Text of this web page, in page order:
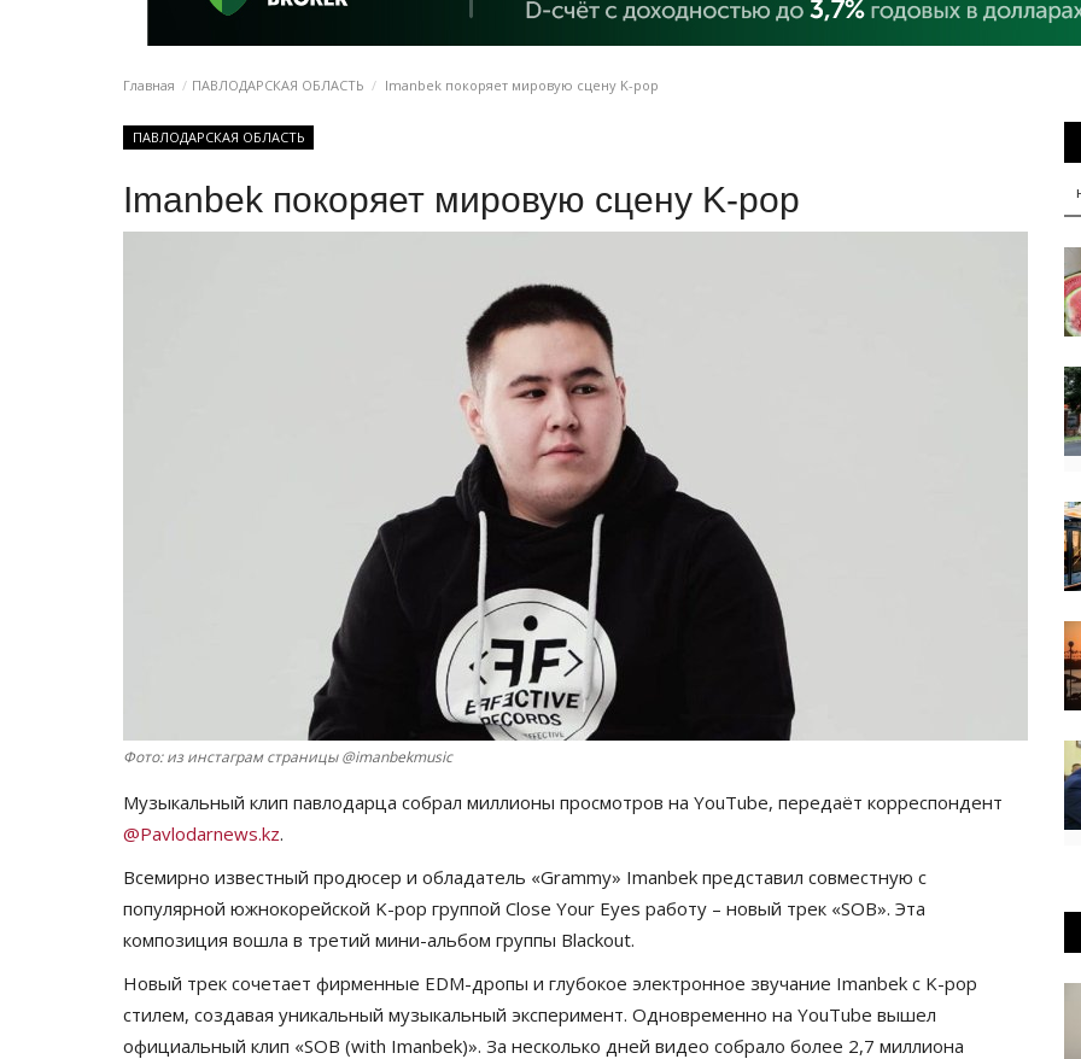
Главная ПАВЛОДАРСКАЯ ОБЛАСТЬ Imanbek покоряет мировую сцену K-pop
ПАВЛОДАРСКАЯ ОБЛАСТЬ
Imanbek покоряет мировую сцену K-pop
Фото: из инстаграм страницы @imanbekmusic
Музыкальный клип павлодарца собрал миллионы просмотров на YouTube, передаёт корреспондент
@Pavlodarnews.kz.
Всемирно известный продюсер и обладатель «Grammy» Imanbek представил совместную с
популярной южнокорейской K-pop группой Close Your Eyes работу – новый трек «SOB». Эта
композиция вошла в третий мини-альбом группы Blackout.
Новый трек сочетает фирменные EDM-дропы и глубокое электронное звучание Imanbek с K-pop
стилем, создавая уникальный музыкальный эксперимент. Одновременно на YouTube вышел
официальный клип «SOB (with Imanbek)». За несколько дней видео собрало более 2,7 миллиона